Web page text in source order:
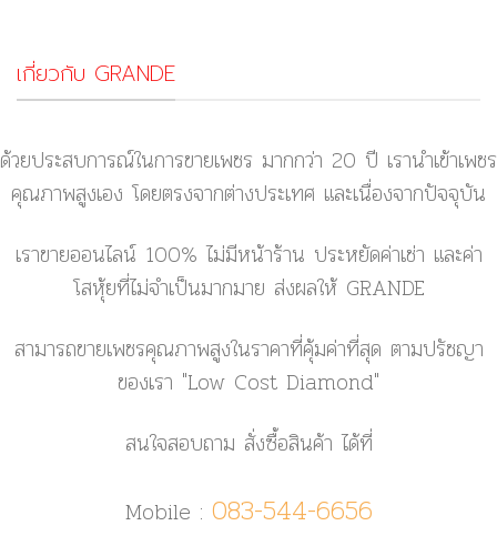
เกี่ยวกับ GRANDE
ด้วยประสบการณ์ในการขายเพชร มากกว่า 20 ปี เรานำเข้าเพชร
คุณภาพสูงเอง โดยตรงจากต่างประเทศ และเนื่องจากปัจจุบัน
เราขายออนไลน์ 100% ไม่มีหน้าร้าน ประหยัดค่าเช่า และค่า
โสหุ้ยที่ไม่จำเป็นมากมาย ส่งผลให้ GRANDE
สามารถขายเพชรคุณภาพสูงในราคาที่คุ้มค่าที่สุด ตามปรัชญา
ของเรา "Low Cost Diamond"
สนใจสอบถาม สั่งซื้อสินค้า ได้ที่
Mobile : 083-544-6656